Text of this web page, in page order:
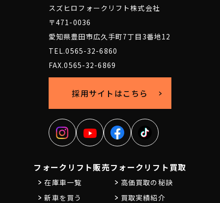
スズヒロフォークリフト株式会社
〒471-0036
愛知県豊田市広久手町7丁目3番地12
TEL.0565-32-6860
FAX.0565-32-6869
採用サイトはこちら
フォークリフト販売
在庫車一覧
新車を買う
フォークリフト買取
高価買取の秘訣
買取実績紹介